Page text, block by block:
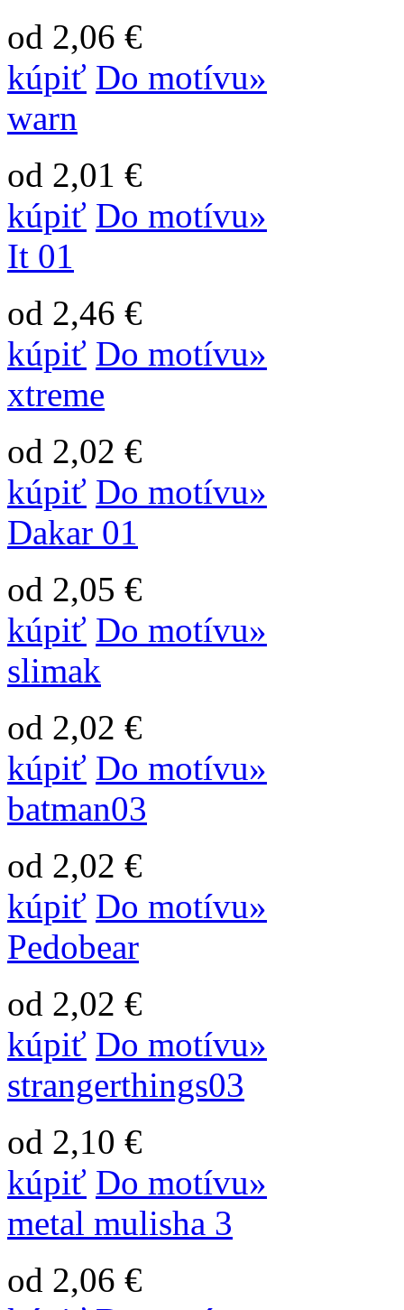
od 2,06 €
kúpiť Do motívu»
warn
od 2,01 €
kúpiť Do motívu»
It 01
od 2,46 €
kúpiť Do motívu»
xtreme
od 2,02 €
kúpiť Do motívu»
Dakar 01
od 2,05 €
kúpiť Do motívu»
slimak
od 2,02 €
kúpiť Do motívu»
batman03
od 2,02 €
kúpiť Do motívu»
Pedobear
od 2,02 €
kúpiť Do motívu»
strangerthings03
od 2,10 €
kúpiť Do motívu»
metal mulisha 3
od 2,06 €